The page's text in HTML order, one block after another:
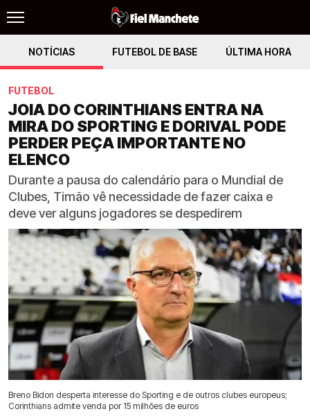
NOTÍCIAS FUTEBOL DE BASE ÚLTIMA HORA
FUTEBOL
JOIA DO CORINTHIANS ENTRA NA
MIRA DO SPORTING E DORIVAL PODE
PERDER PEÇA IMPORTANTE NO
ELENCO
Durante a pausa do calendário para o Mundial de
Clubes, Timão vê necessidade de fazer caixa e
deve ver alguns jogadores se despedirem
Breno Bidon desperta interesse do Sporting e de outros clubes europeus;
Corinthians admite venda por 15 milhões de euros